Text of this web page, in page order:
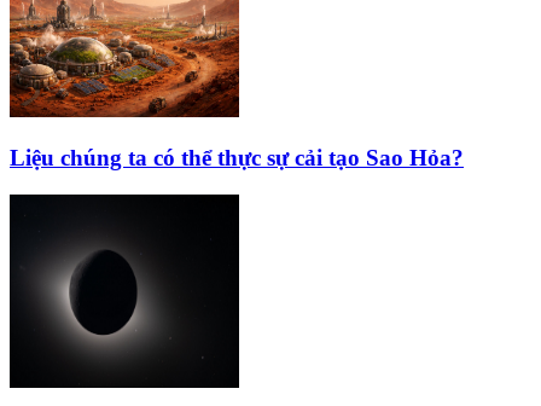
Liệu chúng ta có thể thực sự cải tạo Sao Hỏa?